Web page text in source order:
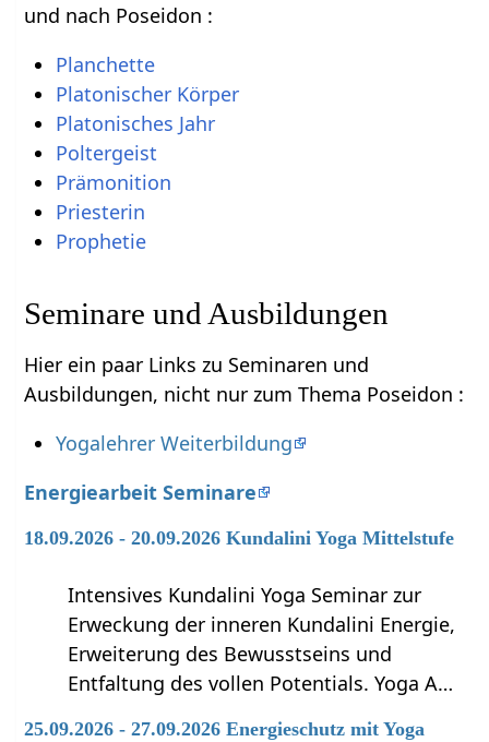
und nach Poseidon :
Planchette
Platonischer Körper
Platonisches Jahr
Poltergeist
Prämonition
Priesterin
Prophetie
Seminare und Ausbildungen
Hier ein paar Links zu Seminaren und
Ausbildungen, nicht nur zum Thema Poseidon :
Yogalehrer Weiterbildung
Energiearbeit Seminare
18.09.2026 - 20.09.2026 Kundalini Yoga Mittelstufe
Intensives Kundalini Yoga Seminar zur
Erweckung der inneren Kundalini Energie,
Erweiterung des Bewusstseins und
Entfaltung des vollen Potentials. Yoga A…
25.09.2026 - 27.09.2026 Energieschutz mit Yoga